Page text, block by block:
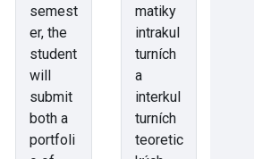
semest
er, the
student
will
submit
both a
portfoli
matiky
intrakul
turních
a
interkul
turních
teoretic